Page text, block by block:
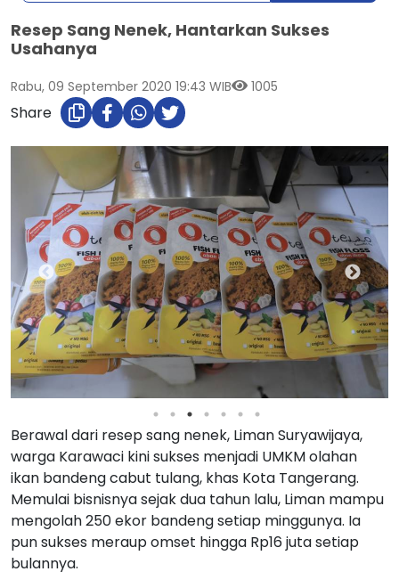
Resep Sang Nenek, Hantarkan Sukses
Usahanya
Rabu, 09 September 2020 19:43 WIB 1005
Share
Berawal dari resep sang nenek, Liman Suryawijaya,
warga Karawaci kini sukses menjadi UMKM olahan
ikan bandeng cabut tulang, khas Kota Tangerang.
Memulai bisnisnya sejak dua tahun lalu, Liman mampu
mengolah 250 ekor bandeng setiap minggunya. Ia
pun sukses meraup omset hingga Rp16 juta setiap
bulannya.